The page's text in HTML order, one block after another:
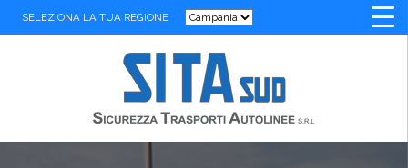
SELEZIONA LA TUA REGIONE